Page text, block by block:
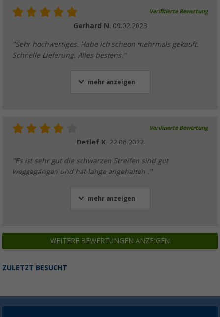
Verifizierte Bewertung
Gerhard N. 09.02.2023
"Sehr hochwertiges. Habe ich scheon mehrmals gekauft.
Schnelle Lieferung. Alles bestens."
mehr anzeigen
Verifizierte Bewertung
Detlef K. 22.06.2022
"Es ist sehr gut die schwarzen Streifen sind gut
weggegangen und hat lange angehalten ."
mehr anzeigen
WEITERE BEWERTUNGEN ANZEIGEN
ZULETZT BESUCHT